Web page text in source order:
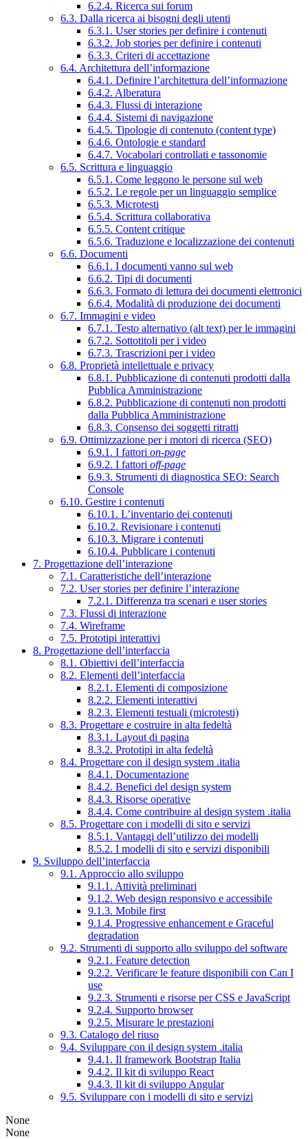
6.2.4. Ricerca sui forum
6.3. Dalla ricerca ai bisogni degli utenti
6.3.1. User stories per definire i contenuti
6.3.2. Job stories per definire i contenuti
6.3.3. Criteri di accettazione
6.4. Architettura dell’informazione
6.4.1. Definire l’architettura dell’informazione
6.4.2. Alberatura
6.4.3. Flussi di interazione
6.4.4. Sistemi di navigazione
6.4.5. Tipologie di contenuto (content type)
6.4.6. Ontologie e standard
6.4.7. Vocabolari controllati e tassonomie
6.5. Scrittura e linguaggio
6.5.1. Come leggono le persone sul web
6.5.2. Le regole per un linguaggio semplice
6.5.3. Microtesti
6.5.4. Scrittura collaborativa
6.5.5. Content critique
6.5.6. Traduzione e localizzazione dei contenuti
6.6. Documenti
6.6.1. I documenti vanno sul web
6.6.2. Tipi di documenti
6.6.3. Formato di lettura dei documenti elettronici
6.6.4. Modalità di produzione dei documenti
6.7. Immagini e video
6.7.1. Testo alternativo (alt text) per le immagini
6.7.2. Sottotitoli per i video
6.7.3. Trascrizioni per i video
6.8. Proprietà intellettuale e privacy
6.8.1. Pubblicazione di contenuti prodotti dalla
Pubblica Amministrazione
6.8.2. Pubblicazione di contenuti non prodotti
dalla Pubblica Amministrazione
6.8.3. Consenso dei soggetti ritratti
6.9. Ottimizzazione per i motori di ricerca (SEO)
6.9.1. I fattori on-page
6.9.2. I fattori off-page
6.9.3. Strumenti di diagnostica SEO: Search
Console
6.10. Gestire i contenuti
6.10.1. L’inventario dei contenuti
6.10.2. Revisionare i contenuti
6.10.3. Migrare i contenuti
6.10.4. Pubblicare i contenuti
7. Progettazione dell’interazione
7.1. Caratteristiche dell’interazione
7.2. User stories per definire l’interazione
7.2.1. Differenza tra scenari e user stories
7.3. Flussi di interazione
7.4. Wireframe
7.5. Prototipi interattivi
8. Progettazione dell’interfaccia
8.1. Obiettivi dell’interfaccia
8.2. Elementi dell’interfaccia
8.2.1. Elementi di composizione
8.2.2. Elementi interattivi
8.2.3. Elementi testuali (microtesti)
8.3. Progettare e costruire in alta fedeltà
8.3.1. Layout di pagina
8.3.2. Prototipi in alta fedeltà
8.4. Progettare con il design system .italia
8.4.1. Documentazione
8.4.2. Benefici del design system
8.4.3. Risorse operative
8.4.4. Come contribuire al design system .italia
8.5. Progettare con i modelli di sito e servizi
8.5.1. Vantaggi dell’utilizzo dei modelli
8.5.2. I modelli di sito e servizi disponibili
9. Sviluppo dell’interfaccia
9.1. Approccio allo sviluppo
9.1.1. Attività preliminari
9.1.2. Web design responsivo e accessibile
9.1.3. Mobile first
9.1.4. Progressive enhancement e Graceful
degradation
9.2. Strumenti di supporto allo sviluppo del software
9.2.1. Feature detection
9.2.2. Verificare le feature disponibili con Can I
use
9.2.3. Strumenti e risorse per CSS e JavaScript
9.2.4. Supporto browser
9.2.5. Misurare le prestazioni
9.3. Catalogo del riuso
9.4. Sviluppare con il design system .italia
9.4.1. Il framework Bootstrap Italia
9.4.2. Il kit di sviluppo React
9.4.3. Il kit di sviluppo Angular
9.5. Sviluppare con i modelli di sito e servizi
None
None